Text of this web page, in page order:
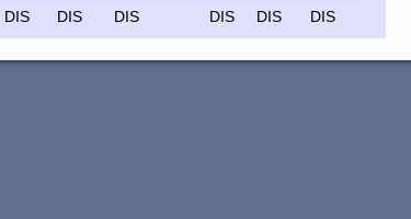
DIS DIS DIS DIS DIS DIS